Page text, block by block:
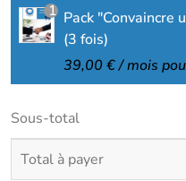
1 Pack "Convaincre
(3 fois)
39,00 €/ mois
Sous-total
Total à payer